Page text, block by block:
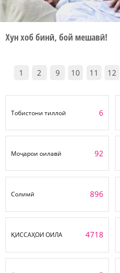
Хун хоб бинӣ, бой мешавӣ!
1 2 9 10 11 12
Тобистони тиллоӣ 6
Моҷарои оилавӣ 92
Солимӣ 896
ҚИССАҲОИ ОИЛА 4718